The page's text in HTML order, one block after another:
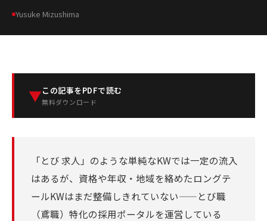
Yusuke Mizushima
▼この記事をPDFで読む
無料ダウンロード
「とび 求人」のような単純なKWでは一定の流入
はあるが、資格や年収・地域を絡めたロングテ
ールKWはまだ整備しきれていない——とび職
（鳶職）特化の採用ポータルを運営している